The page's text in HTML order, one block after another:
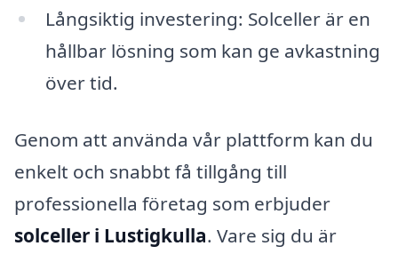
Långsiktig investering: Solceller är en
hållbar lösning som kan ge avkastning
över tid.
Genom att använda vår plattform kan du
enkelt och snabbt få tillgång till
professionella företag som erbjuder
solceller i Lustigkulla. Vare sig du är